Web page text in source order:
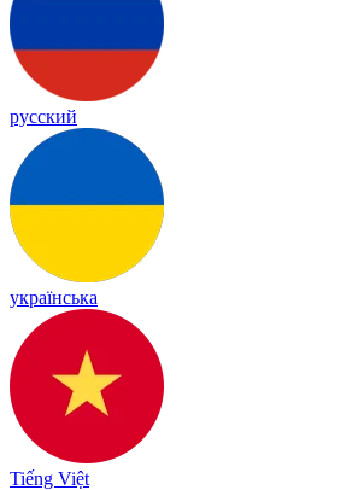
русский
українська
Tiếng Việt